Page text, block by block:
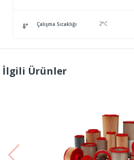
Çalışma Sıcaklığı 2°C
İlgili Ürünler